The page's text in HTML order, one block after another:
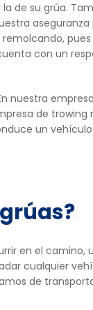
de su grúa.
con un
nuestra
de trowing
un
en el camino,
cualquier
de